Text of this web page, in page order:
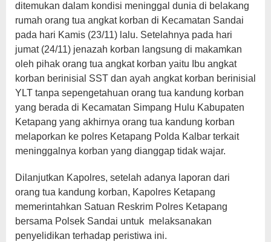
ditemukan dalam kondisi meninggal dunia di belakang
rumah orang tua angkat korban di Kecamatan Sandai
pada hari Kamis (23/11) lalu. Setelahnya pada hari
jumat (24/11) jenazah korban langsung di makamkan
oleh pihak orang tua angkat korban yaitu Ibu angkat
korban berinisial SST dan ayah angkat korban berinisial
YLT tanpa sepengetahuan orang tua kandung korban
yang berada di Kecamatan Simpang Hulu Kabupaten
Ketapang yang akhirnya orang tua kandung korban
melaporkan ke polres Ketapang Polda Kalbar terkait
meninggalnya korban yang dianggap tidak wajar.
Dilanjutkan Kapolres, setelah adanya laporan dari
orang tua kandung korban, Kapolres Ketapang
memerintahkan Satuan Reskrim Polres Ketapang
bersama Polsek Sandai untuk melaksanakan
penyelidikan terhadap peristiwa ini.